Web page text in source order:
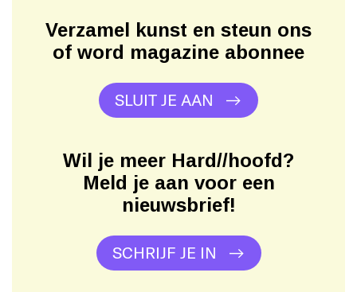
Verzamel kunst en steun ons
of word magazine abonnee
SLUIT JE AAN
Wil je meer Hard//hoofd?
Meld je aan voor een
nieuwsbrief!
SCHRIJF JE IN